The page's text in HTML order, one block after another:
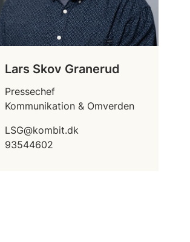
Lars Skov Granerud
Pressechef
Kommunikation & Omverden
LSG@kombit.dk
93544602